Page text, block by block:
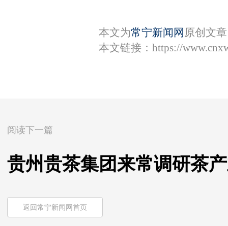
本文为常宁新闻网 原创文
本文链接： https://
阅读下一篇
贵州贵茶集团来常调研茶
返回常宁新闻网首页